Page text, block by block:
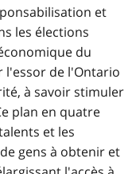
et
les élections
du
l'essor de l'Ontario
à savoir stimuler
plan en quatre
et les
gens à obtenir et